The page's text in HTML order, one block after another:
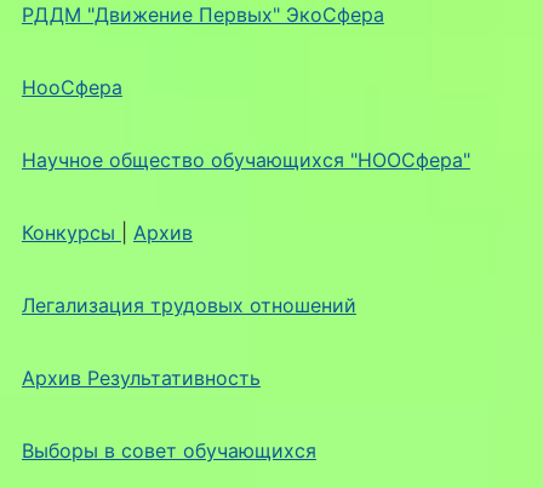
РДДМ "Движение Первых" ЭкоСфера
НооСфера
Научное общество обучающихся "НООСфера"
Конкурсы Архив
Легализация трудовых отношений
Архив Результативность
Выборы в совет обучающихся